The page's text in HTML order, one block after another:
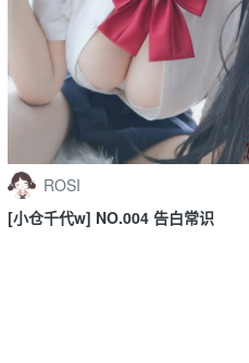
ROSI
[小仓千代w] NO.004 告白常识